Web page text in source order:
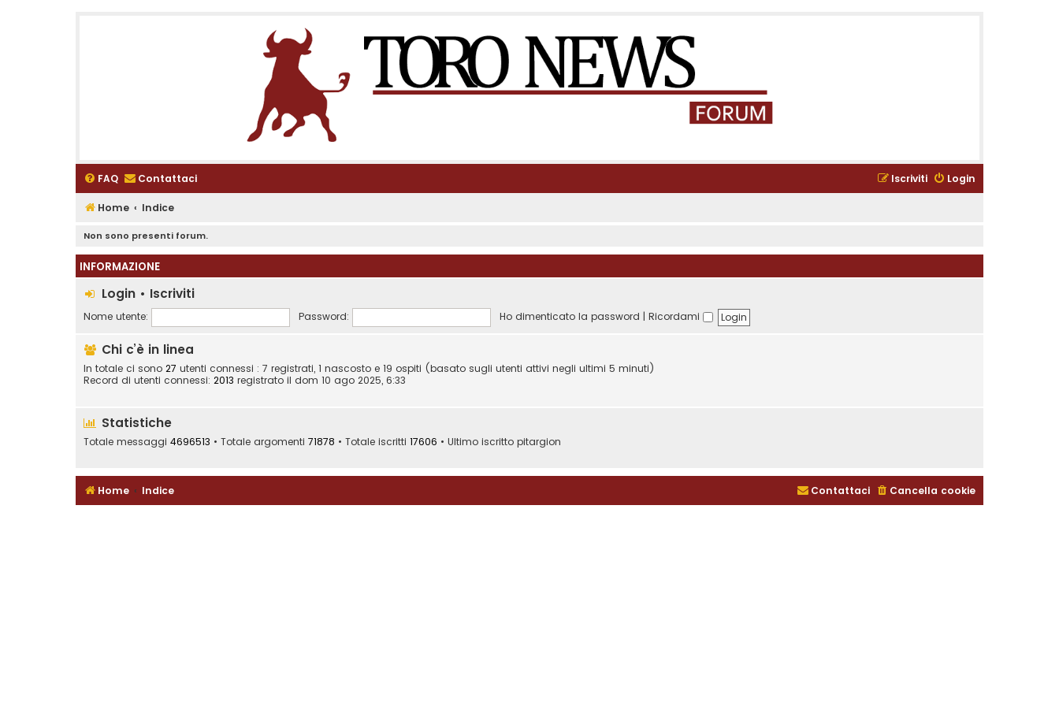
FAQ Contattaci Login
Iscriviti
Home Indice
Non sono presenti forum.
INFORMAZIONE
Login • Iscriviti
Nome utente: Password: Ho dimenticato la password | Ricordami
Chi c’è in linea
In totale ci sono 27 utenti connessi : 7 registrati, 1 nascosto e 19 ospiti (basato sugli utenti attivi negli ultimi 5 minuti)
Record di utenti connessi: 2013 registrato il dom 10 ago 2025, 6:33
Statistiche
Totale messaggi 4696513 • Totale argomenti 71878 • Totale iscritti 17606 • Ultimo iscritto pitargion
Home Indice Cancella cookie
Contattaci